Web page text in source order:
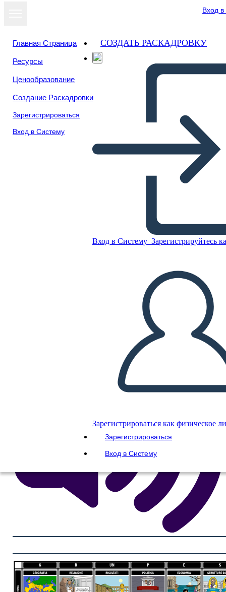
Вход
Главная Страница
Ресурсы
Ценообразование
Создание Раскадровки
Зарегистрироваться
Вход в Систему
СОЗДАТЬ РАСКАДРОВКУ
Вход в Систему Зарегистрируйтесь
Зарегистрироваться как физическое
Зарегистрироваться
Вход в Систему
Antica Roma UVA Grafico
Скопируйте эту раскадровку
СОЗДАТЬ РАСКАДРОВКУ
ВОСПРОИЗВЕСТИ СЛАЙД-ШОУ
ПОЧИТАЙ МНЕ
Посмотреть
как слайд-шоу